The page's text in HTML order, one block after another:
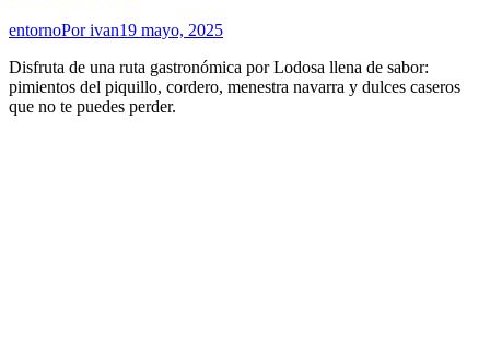
entornoPorivan19 mayo, 2025
Disfruta de una ruta gastronómica por Lodosa llena de sabor:
pimientos del piquillo, cordero, menestra navarra y dulces caseros
que no te puedes perder.